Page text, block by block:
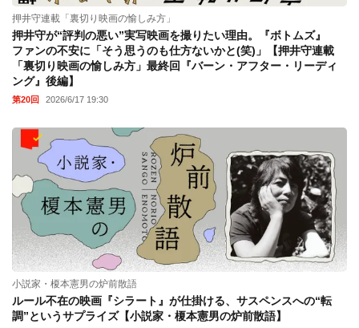
押井守連載「裏切り映画の愉しみ方」
押井守が“評判の悪い”実写映画を撮りたい理由。『ボトムズ』
ファンの不安に「そう思うのも仕方ないかと(笑)」【押井守連載
「裏切り映画の愉しみ方」最終回『バーン・アフター・リーディ
ング』後編】
第20回 2026/6/17 19:30
小説家・榎本憲男の炉前散語
ルール不在の映画『シラート』が仕掛ける、サスペンスへの“転
調”というサプライズ【小説家・榎本憲男の炉前散語】